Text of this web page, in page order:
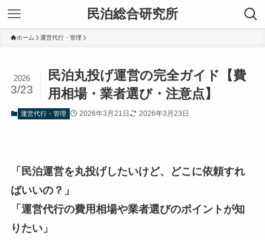
民泊総合研究所
ホーム 運営代行・管理
民泊丸投げ運営の完全ガイド【費
用相場・業者選び・注意点】
2026
3/23
運営代行・管理 2026年3月21日 2026年3月23日
「民泊運営を丸投げしたいけど、どこに依頼すれ
ばいいの？」
「運営代行の費用相場や業者選びのポイントが知
りたい」